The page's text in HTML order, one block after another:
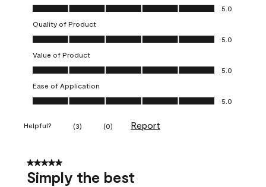
Overall Appearance, 5.0 out of 5
5.0
Quality of Product
Quality of Product, 5.0 out of 5
5.0
Value of Product
Value of Product, 5.0 out of 5
5.0
Ease of Application
Ease of Application, 5.0 out of 5
5.0
Helpful? (3) (0) Report
5 out of 5 stars.
Simply the best